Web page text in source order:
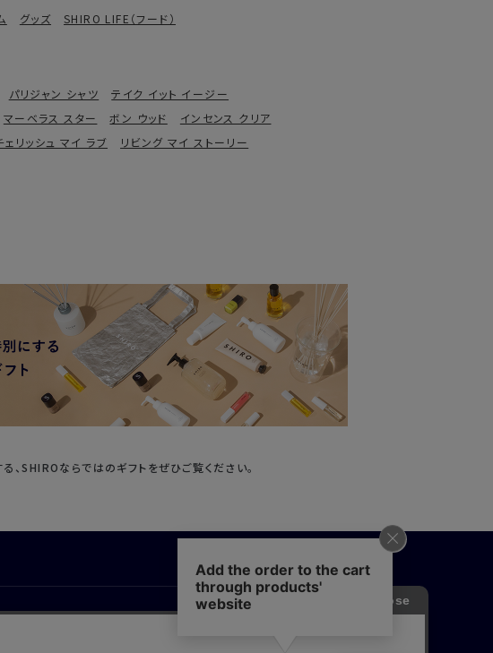
グッズ SHIRO LIFE（フード）
パリジャン シャツ
テイク イット イージー
マーベラス スター ボン ウッド
インセンス クリア
ェリッシュ マイ ラブ リビング マイ ストーリー
、SHIROならではのギフトをぜひご覧ください。